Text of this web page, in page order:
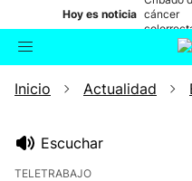
Hoy es noticia cáncer
Buscador
Inicio Actualidad
Escuchar
TELETRABAJO